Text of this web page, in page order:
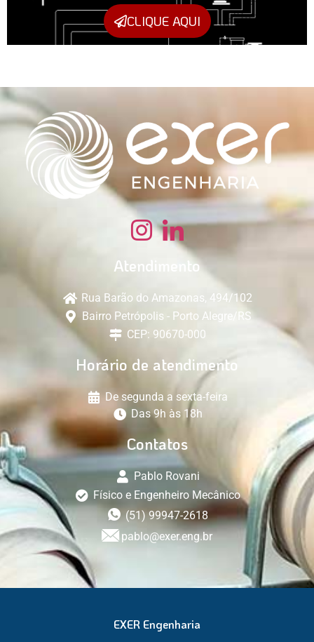
CLIQUE AQUI
Atendimento
Rua Barão do Amazonas, 494/102
Bairro Petrópolis - Porto Alegre/RS
CEP: 90670-000
Horário de atendimento
De segunda a sexta-feira
Das 9h às 18h
Contatos
Pablo Rovani
Físico e Engenheiro Mecânico
(51) 99947-2618
pablo@exer.eng.br
EXER Engenharia